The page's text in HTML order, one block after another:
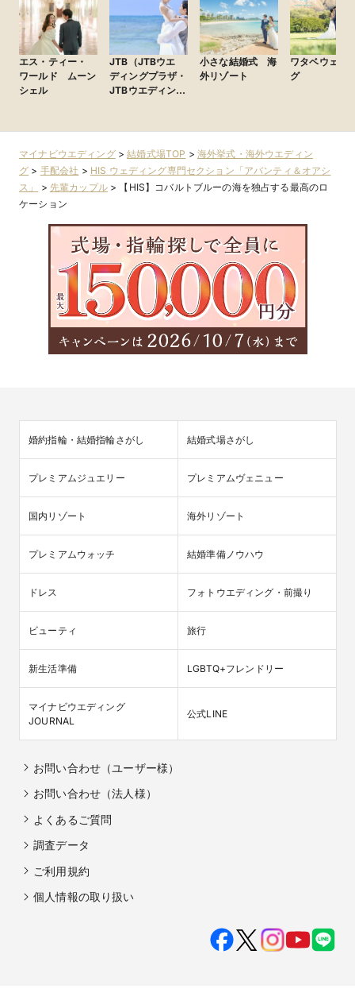
エス・ティー・
ワールド ムーン
シェル
JTB（JTBウエ
ディングプラザ・
JTBウエディング
小さな結婚式 海
外リゾート
ワタベウェデ
グ
マイナビウエディング>結婚式場TOP > 海外挙式・海外ウエディン
グ > 手配会社 > HIS ウェディング専門セクション「アバンティ＆オアシ
ス」
> 先輩カップル>
【HIS】コバルトブルーの海を独占する最高のロ
ケーション
婚約指輪・結婚指輪さがし 結婚式場さがし
プレミアムジュエリー プレミアムヴェニュー
国内リゾート 海外リゾート
プレミアムウォッチ 結婚準備ノウハウ
ドレス フォトウエディング・前撮り
ビューティ 旅行
新生活準備 LGBTQ+フレンドリー
マイナビウエディング
JOURNAL
公式LINE
お問い合わせ（ユーザー様）
お問い合わせ（法人様）
よくあるご質問
調査データ
ご利用規約
個人情報の取り扱い